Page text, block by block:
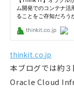
thinkit.co.jp
本ブログでは約
Oracle Cloud